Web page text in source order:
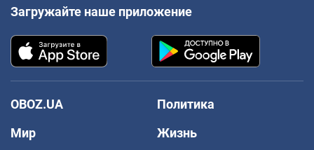
Загружайте наше приложение
OBOZ.UA
Политика
Мир
Жизнь